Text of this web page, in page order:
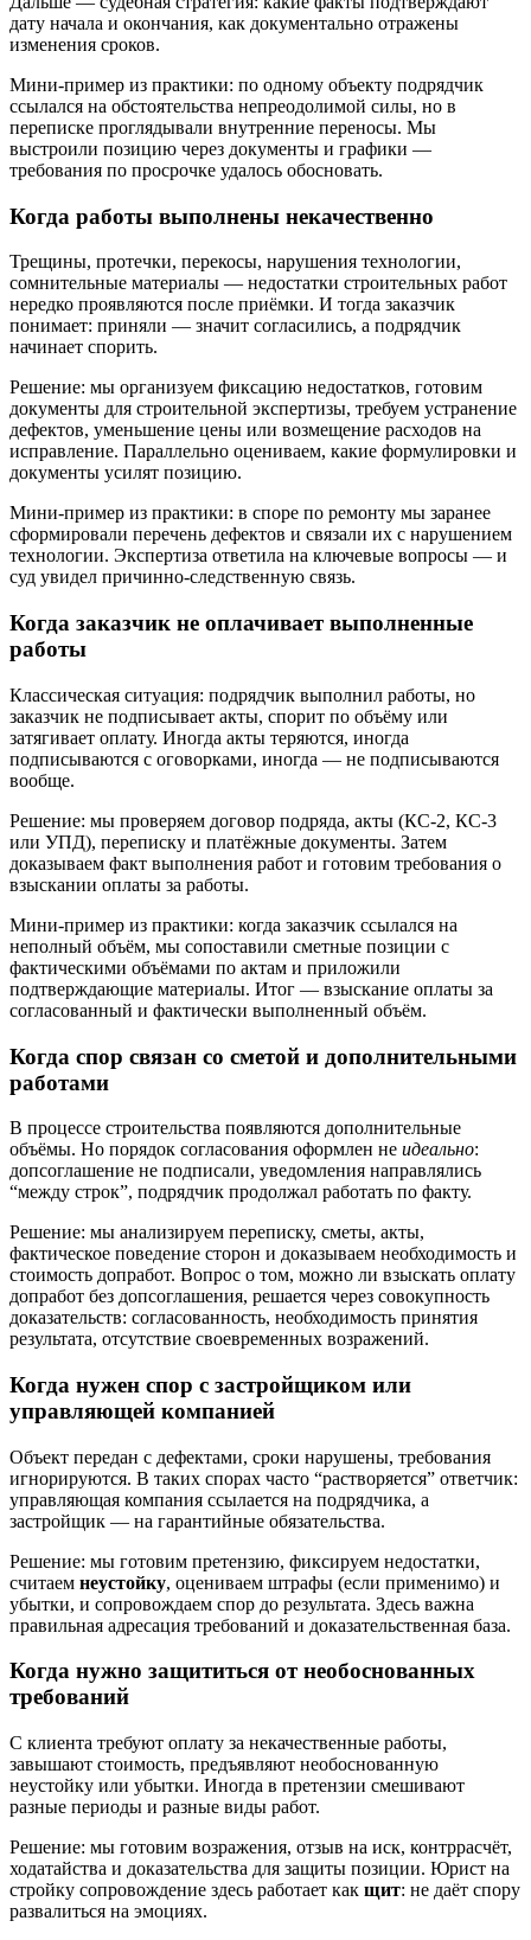
дату начала и окончания, как документально отражены
изменения сроков.
Мини-пример из практики: по одному объекту подрядчик
ссылался на обстоятельства непреодолимой силы, но в
переписке проглядывали внутренние переносы. Мы
выстроили позицию через документы и графики —
требования по просрочке удалось обосновать.
Когда работы выполнены некачественно
Трещины, протечки, перекосы, нарушения технологии,
сомнительные материалы — недостатки строительных работ
нередко проявляются после приёмки. И тогда заказчик
понимает: приняли — значит согласились, а подрядчик
начинает спорить.
Решение: мы организуем фиксацию недостатков, готовим
документы для строительной экспертизы, требуем устранение
дефектов, уменьшение цены или возмещение расходов на
исправление. Параллельно оцениваем, какие формулировки и
документы усилят позицию.
Мини-пример из практики: в споре по ремонту мы заранее
сформировали перечень дефектов и связали их с нарушением
технологии. Экспертиза ответила на ключевые вопросы — и
суд увидел причинно-следственную связь.
Когда заказчик не оплачивает выполненные
работы
Классическая ситуация: подрядчик выполнил работы, но
заказчик не подписывает акты, спорит по объёму или
затягивает оплату. Иногда акты теряются, иногда
подписываются с оговорками, иногда — не подписываются
вообще.
Решение: мы проверяем договор подряда, акты (КС-2, КС-3
или УПД), переписку и платёжные документы. Затем
доказываем факт выполнения работ и готовим требования о
взыскании оплаты за работы.
Мини-пример из практики: когда заказчик ссылался на
неполный объём, мы сопоставили сметные позиции с
фактическими объёмами по актам и приложили
подтверждающие материалы. Итог — взыскание оплаты за
согласованный и фактически выполненный объём.
Когда спор связан со сметой и дополнительными
работами
В процессе строительства появляются дополнительные
объёмы. Но порядок согласования оформлен не идеально:
допсоглашение не подписали, уведомления направлялись
“между строк”, подрядчик продолжал работать по факту.
Решение: мы анализируем переписку, сметы, акты,
фактическое поведение сторон и доказываем необходимость и
стоимость допработ. Вопрос о том, можно ли взыскать оплату
допработ без допсоглашения, решается через совокупность
доказательств: согласованность, необходимость принятия
результата, отсутствие своевременных возражений.
Когда нужен спор с застройщиком или
управляющей компанией
Объект передан с дефектами, сроки нарушены, требования
игнорируются. В таких спорах часто “растворяется” ответчик:
управляющая компания ссылается на подрядчика, а
застройщик — на гарантийные обязательства.
Решение: мы готовим претензию, фиксируем недостатки,
считаем неустойку, оцениваем штрафы (если применимо) и
убытки, и сопровождаем спор до результата. Здесь важна
правильная адресация требований и доказательственная база.
Когда нужно защититься от необоснованных
требований
С клиента требуют оплату за некачественные работы,
завышают стоимость, предъявляют необоснованную
неустойку или убытки. Иногда в претензии смешивают
разные периоды и разные виды работ.
Решение: мы готовим возражения, отзыв на иск, контррасчёт,
ходатайства и доказательства для защиты позиции. Юрист на
стройку сопровождение здесь работает как щит: не даёт спору
развалиться на эмоциях.